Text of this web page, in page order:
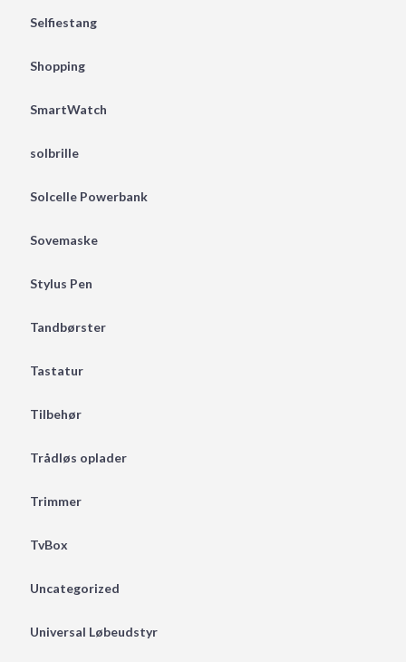
Selfiestang
Shopping
SmartWatch
solbrille
Solcelle Powerbank
Sovemaske
Stylus Pen
Tandbørster
Tastatur
Tilbehør
Trådløs oplader
Trimmer
TvBox
Uncategorized
Universal Løbeudstyr